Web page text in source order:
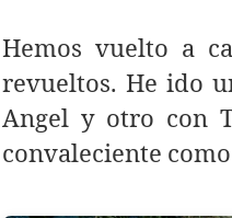
Hemos vuelto a
revueltos. He ido
Angel y otro con
convaleciente